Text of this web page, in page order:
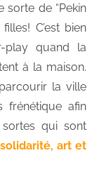
sorte de “Pekin
C’est bien
play quand la
à la maison.
la ville
frénétique afin
sortes qui sont
art et